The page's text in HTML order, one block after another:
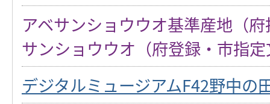
アベサンショウウオ基準産地（
サンショウウオ（府登録・市指
デジタルミュージアムF42野中の